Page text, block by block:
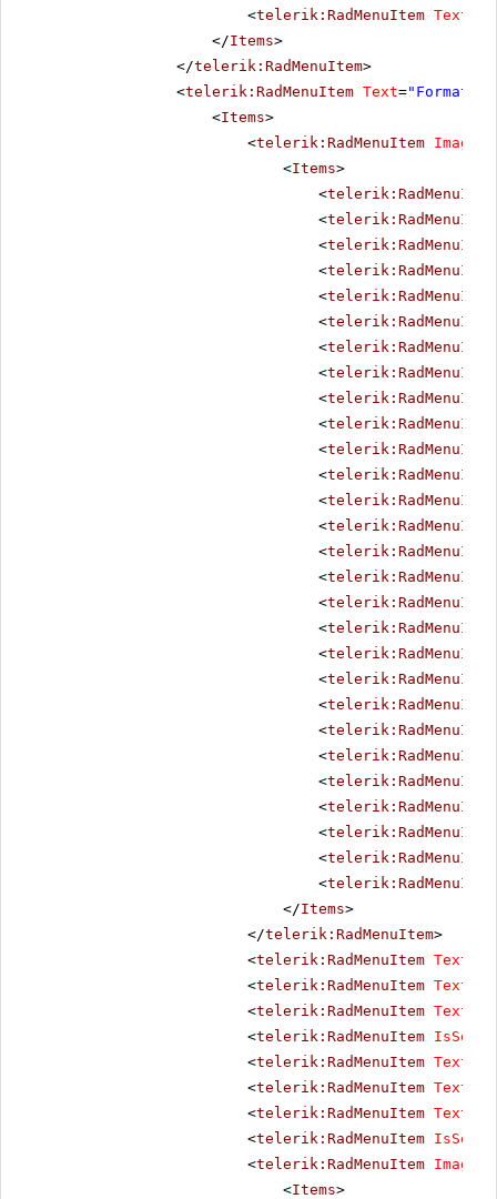
<telerik:RadMenuItem Text
</Items>
</telerik:RadMenuItem>
<telerik:RadMenuItem Text="Format"
<Items>
<telerik:RadMenuItem
<Items>
<telerik:RadMenuItem
<telerik:RadMenuItem
<telerik:RadMenuItem
<telerik:RadMenuItem
<telerik:RadMenuItem
<telerik:RadMenuItem
<telerik:RadMenuItem
<telerik:RadMenuItem
<telerik:RadMenuItem
<telerik:RadMenuItem
<telerik:RadMenuItem
<telerik:RadMenuItem
<telerik:RadMenuItem
<telerik:RadMenuItem
<telerik:RadMenuItem
<telerik:RadMenuItem
<telerik:RadMenuItem
<telerik:RadMenuItem
<telerik:RadMenuItem
<telerik:RadMenuItem
<telerik:RadMenuItem
<telerik:RadMenuItem
<telerik:RadMenuItem
<telerik:RadMenuItem
<telerik:RadMenuItem
<telerik:RadMenuItem
<telerik:RadMenuItem
<telerik:RadMenuItem
</Items>
</telerik:RadMenuItem>
<telerik:RadMenuItem Text
<telerik:RadMenuItem Text
<telerik:RadMenuItem Text
<telerik:RadMenuItem
<telerik:RadMenuItem Text
<telerik:RadMenuItem Text
<telerik:RadMenuItem Text
<telerik:RadMenuItem
<telerik:RadMenuItem
<Items>